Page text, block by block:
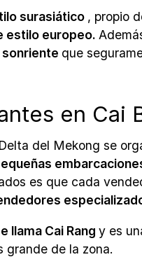
surasiático , propio
estilo europeo.
sonriente que
en Cai
del Mekong se
es que cada
llama Cai Rang y es
grande de la zona.